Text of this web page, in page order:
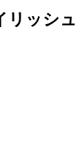
ッシュ